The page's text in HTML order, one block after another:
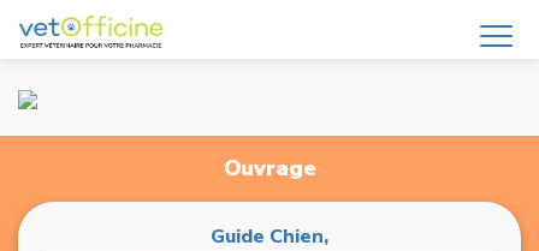
Ouvrage
Guide Chien,